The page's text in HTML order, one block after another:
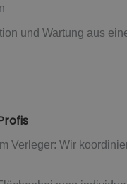
und Wartung aus
Verleger: Wir